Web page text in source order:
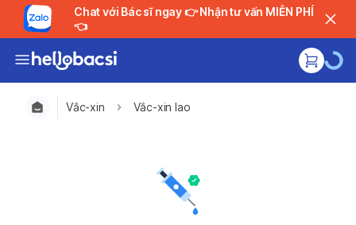
Chat với Bác sĩ ngay 👉 Nhận tư vấn MIỄN PHÍ
👈
Vắc-xin Vắc-xin lao